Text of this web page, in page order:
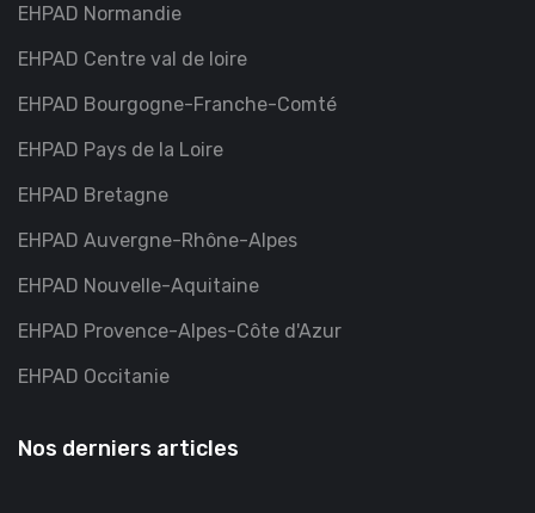
EHPAD Normandie
EHPAD Centre val de loire
EHPAD Bourgogne-Franche-Comté
EHPAD Pays de la Loire
EHPAD Bretagne
EHPAD Auvergne-Rhône-Alpes
EHPAD Nouvelle-Aquitaine
EHPAD Provence-Alpes-Côte d'Azur
EHPAD Occitanie
Nos derniers articles